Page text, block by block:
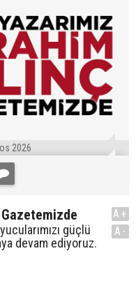
2026
Gazetemizde
güçlü
devam ediyoruz.
A+
A-